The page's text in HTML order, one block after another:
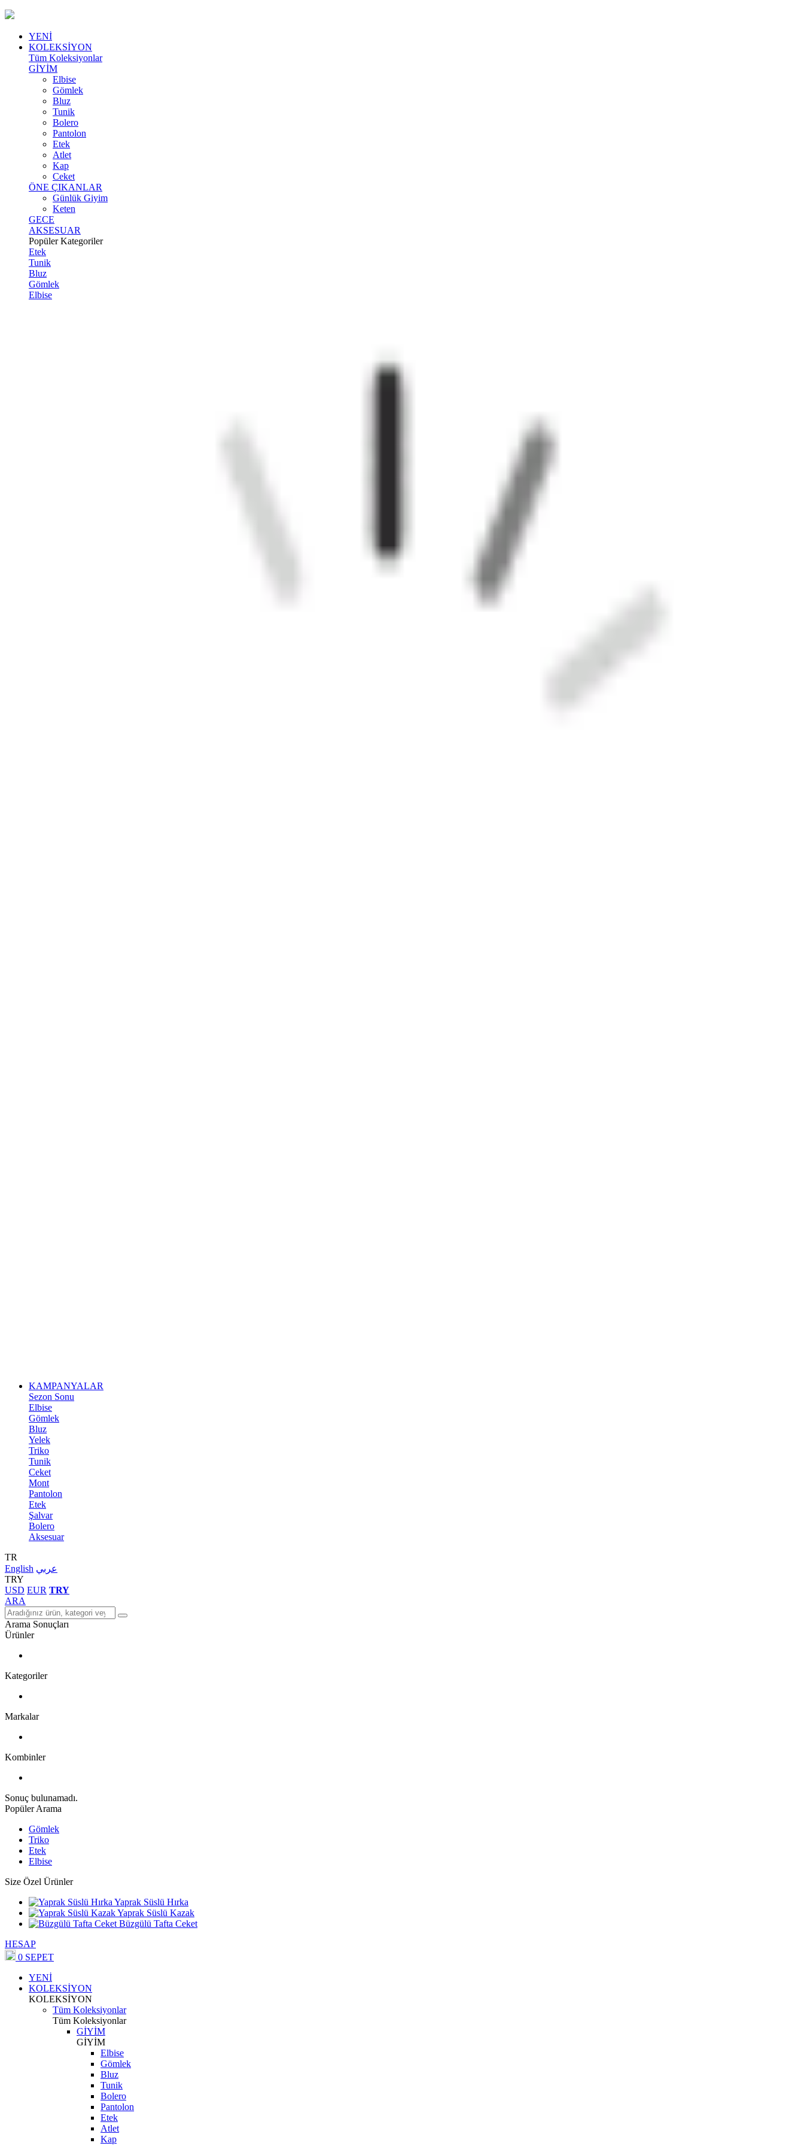
YENİ
KOLEKSİYON
Tüm Koleksiyonlar
GİYİM
Elbise
Gömlek
Bluz
Tunik
Bolero
Pantolon
Etek
Atlet
Kap
Ceket
ÖNE ÇIKANLAR
Günlük Giyim
Keten
GECE
AKSESUAR
Popüler Kategoriler
Etek
Tunik
Bluz
Gömlek
Elbise
KAMPANYALAR
Sezon Sonu
Elbise
Gömlek
Bluz
Yelek
Triko
Tunik
Ceket
Mont
Pantolon
Etek
Şalvar
Bolero
Aksesuar
TR
English عربي
TRY
USD EUR TRY
ARA
Arama Sonuçları
Ürünler
Kategoriler
Markalar
Kombinler
Sonuç bulunamadı.
Popüler Arama
Gömlek
Triko
Etek
Elbise
Size Özel Ürünler
Yaprak Süslü Hırka
Yaprak Süslü Kazak
Büzgülü Tafta Ceket
HESAP
0 SEPET
YENİ
KOLEKSİYON
KOLEKSİYON
Tüm Koleksiyonlar
Tüm Koleksiyonlar
GİYİM
GİYİM
Elbise
Gömlek
Bluz
Tunik
Bolero
Pantolon
Etek
Atlet
Kap